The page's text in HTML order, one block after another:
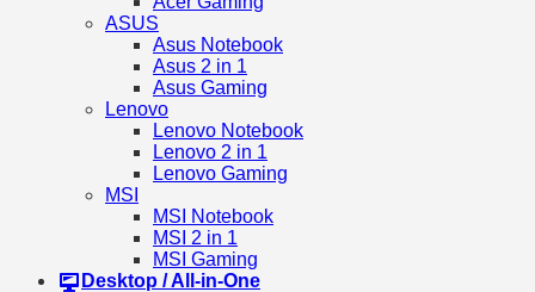
ASUS
Asus Notebook
Asus 2 in 1
Asus Gaming
Lenovo
Lenovo Notebook
Lenovo 2 in 1
Lenovo Gaming
MSI
MSI Notebook
MSI 2 in 1
MSI Gaming
Desktop / All-in-One